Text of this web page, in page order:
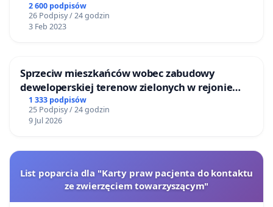
2 600 podpisów
26 Podpisy / 24 godzin
3 Feb 2023
Sprzeciw mieszkańców wobec zabudowy
deweloperskiej terenow zielonych w rejonie
Bulwarów Straceńskich w Bielsku-Białej
1 333 podpisów
25 Podpisy / 24 godzin
9 Jul 2026
List poparcia dla "Karty praw pacjenta do kontaktu
ze zwierzęciem towarzyszącym"